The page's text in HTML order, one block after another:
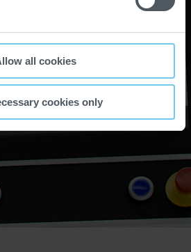
all cookies
cookies only